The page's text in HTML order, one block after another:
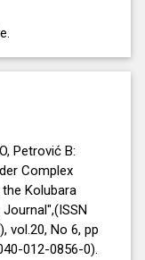
Petrović B:
Complex
Kolubara
vol.20, No 6, pp
012-0856-0).